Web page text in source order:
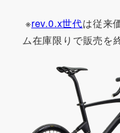
※rev.0.x世代は従来
ム在庫限りで販売を